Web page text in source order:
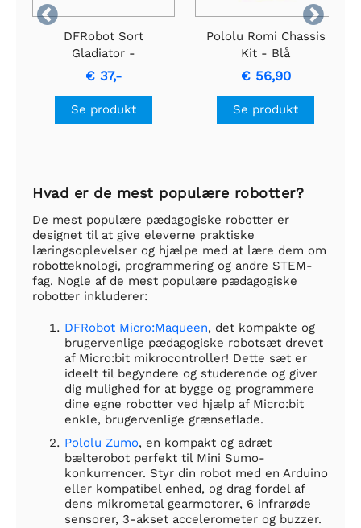


DFRobot Sort
Gladiator -
Sporrobotchassis
€ 37,-
Se produkt
Pololu Romi Chassis
Kit - Blå
€ 56,90
Se produkt
Hvad er de mest populære robotter?
De mest populære pædagogiske robotter er
designet til at give eleverne praktiske
læringsoplevelser og hjælpe med at lære dem om
robotteknologi, programmering og andre STEM-
fag. Nogle af de mest populære pædagogiske
robotter inkluderer:
DFRobot Micro:Maqueen, det kompakte og
brugervenlige pædagogiske robotsæt drevet
af Micro:bit mikrocontroller! Dette sæt er
ideelt til begyndere og studerende og giver
dig mulighed for at bygge og programmere
dine egne robotter ved hjælp af Micro:bit
enkle, brugervenlige grænseflade.
Pololu Zumo, en kompakt og adræt
bælterobot perfekt til Mini Sumo-
konkurrencer. Styr din robot med en Arduino
eller kompatibel enhed, og drag fordel af
dens mikrometal gearmotorer, 6 infrarøde
sensorer, 3-akset accelerometer og buzzer.